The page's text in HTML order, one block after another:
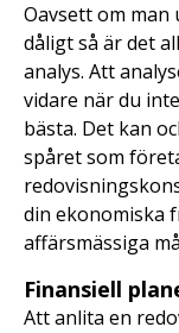
Oavsett om
dåligt så är det
analys. Att
vidare när du
bästa. Det kan
spåret som
din ekonomiska
affärsmässiga
Finansiell
Att anlita en